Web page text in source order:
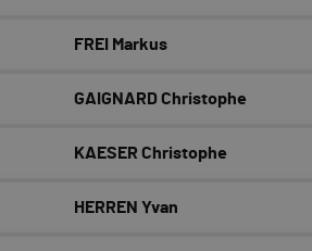
FREI Markus
GAIGNARD Christophe
KAESER Christophe
HERREN Yvan